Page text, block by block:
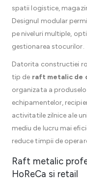
spatii logistice,
Designul modular
pe niveluri multiple,
gestionarea stocurilor.
Datorita constructiei
tip de raft metalic de
organizata a
echipamentelor,
activitatile zilnice ale
mediu de lucru mai
reduce timpii de
Raft metalic
HoReCa si retail